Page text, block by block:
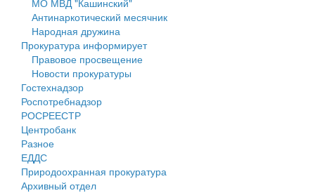
Правила землепользования и застройки
Генеральные планы
Проекты планировки территории
Собрание депутатов
Городское поселение
Сельские поселения
Антинаркотический месячник
Народная дружина
Прокуратура информирует
Правовое просвещение
Новости прокуратуры
Гостехнадзор
Роспотребнадзор
РОСРЕЕСТР
Центробанк
Разное
ЕДДС
Природоохранная прокуратура
Архивный отдел